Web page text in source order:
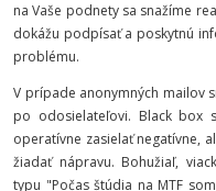
na Vaše podnety sa snažíme
dokážu podpísať a poskytnú
problému.
V prípade anonymných mailov
po odosielateľovi. Black box
operatívne zasielať negatívne,
žiadať nápravu. Bohužiaľ,
typu "Počas štúdia na MTF